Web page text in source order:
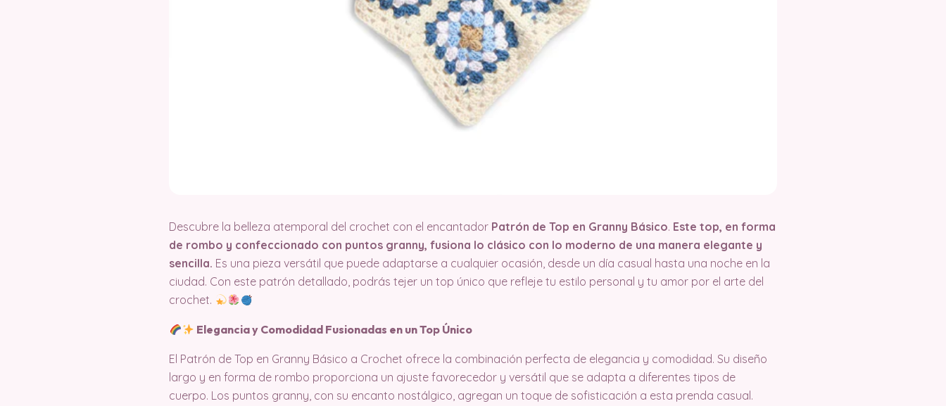
Descubre la belleza atemporal del crochet con el encantador Patrón de Top en Granny Básico. Este top, en forma
de rombo y confeccionado con puntos granny, fusiona lo clásico con lo moderno de una manera elegante y
sencilla. Es una pieza versátil que puede adaptarse a cualquier ocasión, desde un día casual hasta una noche en la
ciudad. Con este patrón detallado, podrás tejer un top único que refleje tu estilo personal y tu amor por el arte del
crochet.
Elegancia y Comodidad Fusionadas en un Top Único
El Patrón de Top en Granny Básico a Crochet ofrece la combinación perfecta de elegancia y comodidad. Su diseño
largo y en forma de rombo proporciona un ajuste favorecedor y versátil que se adapta a diferentes tipos de
cuerpo. Los puntos granny, con su encanto nostálgico, agregan un toque de sofisticación a esta prenda casual.